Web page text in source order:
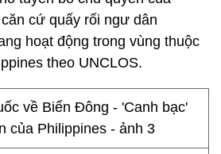
cứ quấy rối ngư dân
hoạt động trong vùng thuộc
theo UNCLOS.